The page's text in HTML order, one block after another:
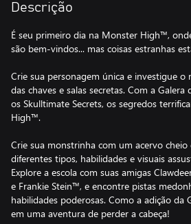
Descrição
É seu primeiro dia na Monster High™,
são bem-vindos... mas coisas estranhas
Crie sua personagem única e investigue o
das chaves e salas secretas. Com a
os Skulltimate Secrets, os segredos
High™.
Crie sua monstrinha com um acervo
diferentes tipos, habilidades e visuais
Explore a escola com suas amigas
e Frankie Stein™, e encontre pistas
habilidades poderosas. Como a adição da
em uma aventura de perder a cabeça!